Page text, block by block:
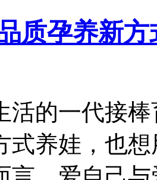
质孕养新
活的一代接
式养娃，也